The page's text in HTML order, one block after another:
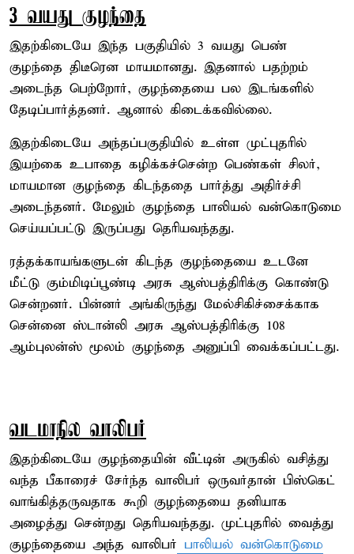
3 வயது குழந்தை
இதற்கிடையே இந்த பகுதியில் 3 வயது பெண்
குழந்தை திடீரென மாயமானது. இதனால் பதற்றம்
அடைந்த பெற்றோர், குழந்தையை பல இடங்களில்
தேடிப்பார்த்தனர். ஆனால் கிடைக்கவில்லை.
இதற்கிடையே அந்தப்பகுதியில் உள்ள முட்புதரில்
இயற்கை உபாதை கழிக்கச்சென்ற பெண்கள் சிலர்,
மாயமான குழந்தை கிடந்ததை பார்த்து அதிர்ச்சி
அடைந்தனர். மேலும் குழந்தை பாலியல் வன்கொடுமை
செய்யப்பட்டு இருப்பது தெரியவந்தது.
ரத்தக்காயங்களுடன் கிடந்த குழந்தையை உடனே
மீட்டு கும்மிடிப்பூண்டி அரசு ஆஸ்பத்திரிக்கு கொண்டு
சென்றனர். பின்னர் அங்கிருந்து மேல்சிகிச்சைக்காக
சென்னை ஸ்டான்லி அரசு ஆஸ்பத்திரிக்கு 108
ஆம்புலன்ஸ் மூலம் குழந்தை அனுப்பி வைக்கப்பட்டது.
வடமாநில வாலிபர்
இதற்கிடையே குழந்தையின் வீட்டின் அருகில் வசித்து
வந்த பீகாரைச் சேர்ந்த வாலிபர் ஒருவர்தான் பிஸ்கெட்
வாங்கித்தருவதாக கூறி குழந்தையை தனியாக
அழைத்து சென்றது தெரியவந்தது. முட்புதரில் வைத்து
குழந்தையை அந்த வாலிபர் பாலியல் வன்கொடுமை